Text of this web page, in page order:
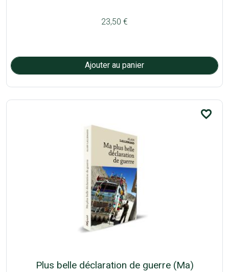
23,50 €
favorite_border
Plus belle déclaration de guerre (Ma)